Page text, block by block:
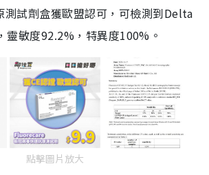
測試劑盒獲歐盟認可，可檢測到Delta
敏度92.2%，特異度100%。
點擊圖片放大